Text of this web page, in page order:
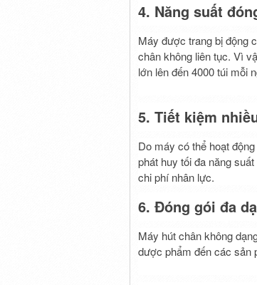
4. Năng suất
Máy được trang bị động
chân không liên tục. Vì
lớn lên đến 4000 túi mỗi
5. Tiết kiệm
Do máy có thể hoạt
phát huy tối đa năng
chi phí nhân lực.
6. Đóng gói đa
Máy hút chân không
dược phẩm đến các sản